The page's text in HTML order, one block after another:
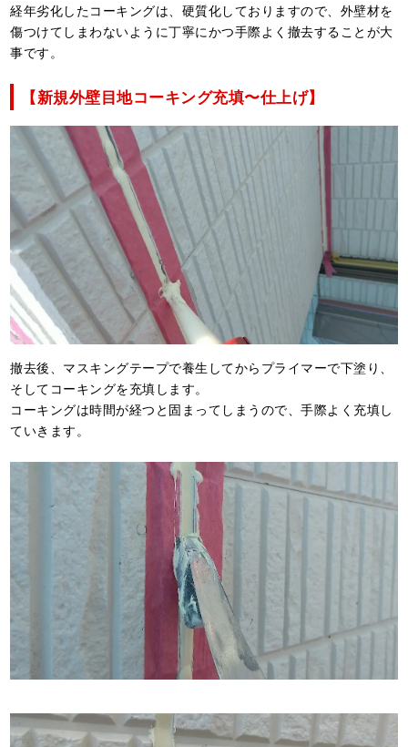
経年劣化したコーキングは、硬質化しておりますので、外壁材を
傷つけてしまわないように丁寧にかつ手際よく撤去することが大
事です。
【新規外壁目地コーキング充填〜仕上げ】
撤去後、マスキングテープで養生してからプライマーで下塗り、
そしてコーキングを充填します。
コーキングは時間が経つと固まってしまうので、手際よく充填し
ていきます。